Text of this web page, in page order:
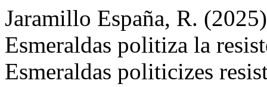
Jaramillo España, R.
Esmeraldas politiza la
Esmeraldas politicizes